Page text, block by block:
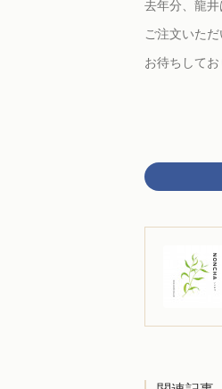
去年分、龍井
ご注文いた
お待ちしてお